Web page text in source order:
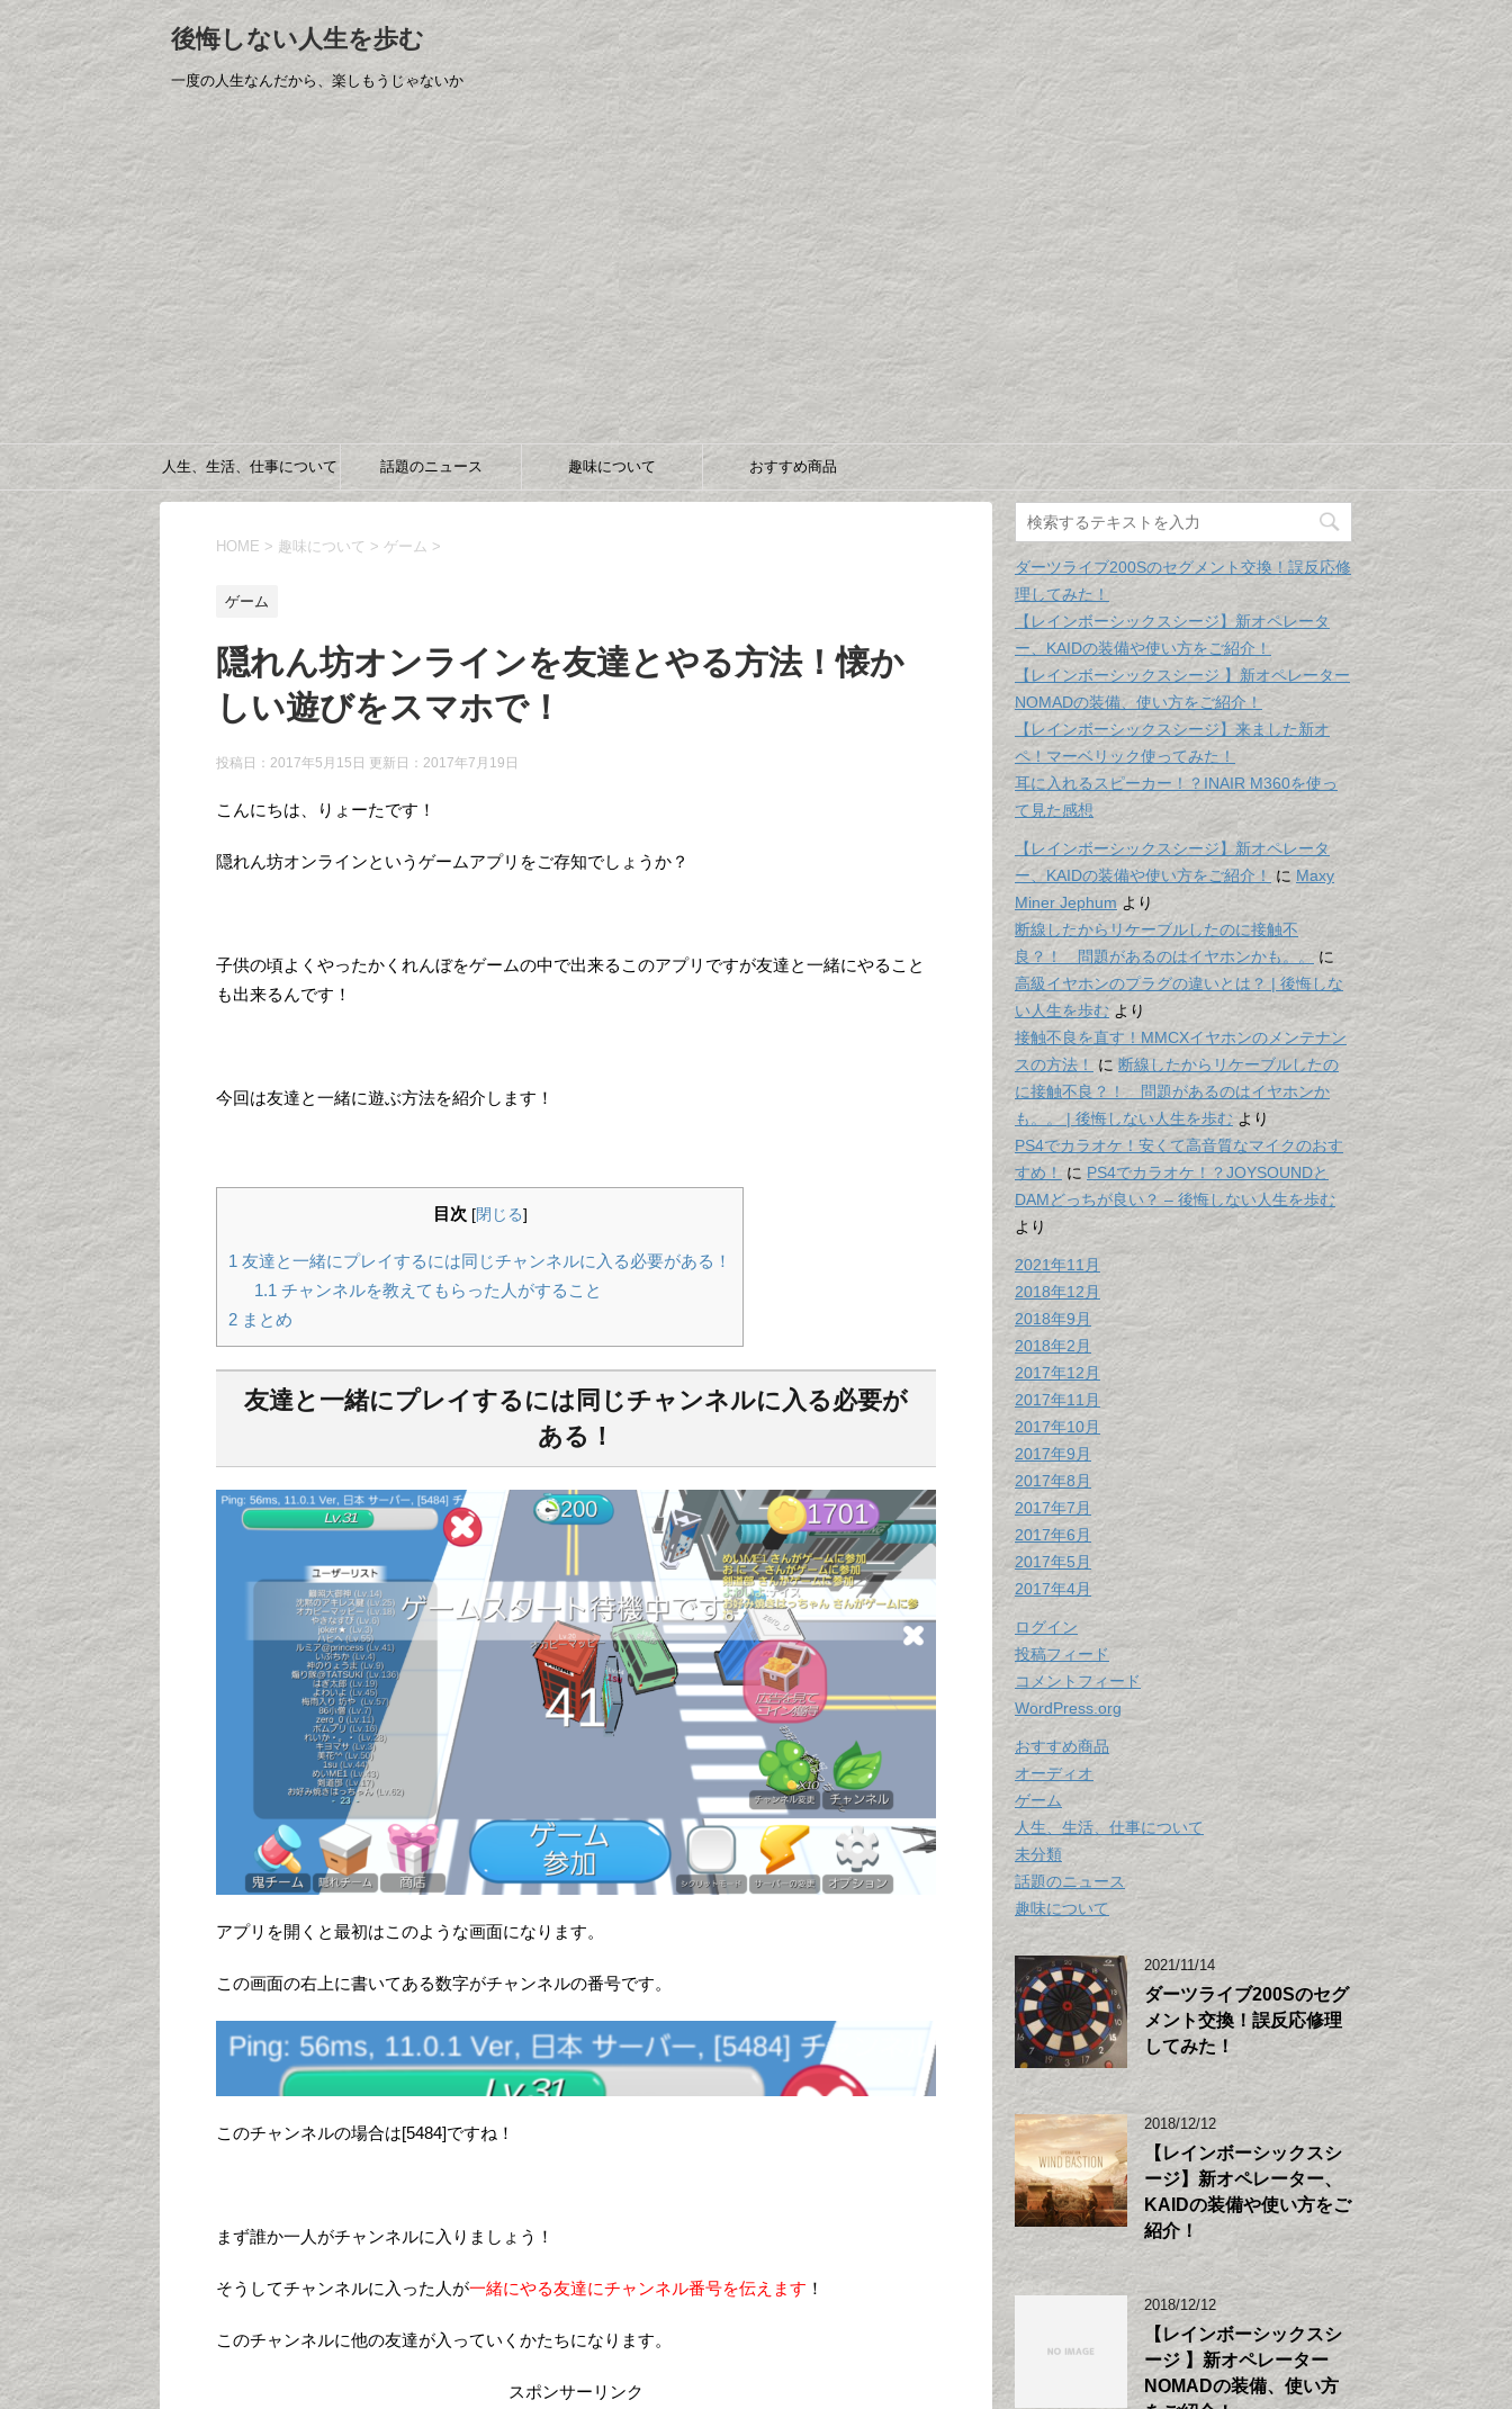
後悔しない人生を歩む
一度の人生なんだから、楽しもうじゃないか
人生、生活、仕事について 話題のニュース 趣味について おすすめ商品
HOME > 趣味について > ゲーム >
ゲーム
隠れん坊オンラインを友達とやる方法！懐か
しい遊びをスマホで！
投稿日：2017年5月15日 更新日： 2017年7月19日
こんにちは、りょーたです！
隠れん坊オンラインというゲームアプリをご存知でしょうか？
子供の頃よくやったかくれんぼをゲームの中で出来るこのアプリですが友達と一緒にやること
も出来るんです！
今回は友達と一緒に遊ぶ方法を紹介します！
目次 [閉じる]
1 友達と一緒にプレイするには同じチャンネルに入る必要がある！
1.1 チャンネルを教えてもらった人がすること
2 まとめ
友達と一緒にプレイするには同じチャンネルに入る必要が
ある！
アプリを開くと最初はこのような画面になります。
この画面の右上に書いてある数字がチャンネルの番号です。
このチャンネルの場合は[5484]ですね！
まず誰か一人がチャンネルに入りましょう！
そうしてチャンネルに入った人が一緒にやる友達にチャンネル番号を伝えます ！
このチャンネルに他の友達が入っていくかたちになります。
スポンサーリンク
ダーツライブ200Sのセグメント交換！誤反応修
理してみた！
【レインボーシックスシージ】新オペレータ
ー、KAIDの装備や使い方をご紹介！
【レインボーシックスシージ 】新オペレーター
NOMADの装備、使い方をご紹介！
【レインボーシックスシージ】来ました新オ
ペ！マーベリック使ってみた！
耳に入れるスピーカー！？INAIR M360を使っ
て見た感想
【レインボーシックスシージ】新オペレータ
ー、KAIDの装備や使い方をご紹介！
に Maxy
Miner Jephum より
断線したからリケーブルしたのに接触不
良？！ 問題があるのはイヤホンかも。。
に
高級イヤホンのプラグの違いとは？ | 後悔しな
い人生を歩むより
接触不良を直す！MMCXイヤホンのメンテナン
スの方法！
に 断線したからリケーブルしたの
に接触不良？！ 問題があるのはイヤホンか
も。。 | 後悔しない人生を歩むより
PS4でカラオケ！安くて高音質なマイクのおす
すめ！
に PS4でカラオケ！？JOYSOUNDと
DAMどっちが良い？ – 後悔しない人生を歩む
より
2021年11月
2018年12月
2018年9月
2018年2月
2017年12月
2017年11月
2017年10月
2017年9月
2017年8月
2017年7月
2017年6月
2017年5月
2017年4月
ログイン
投稿フィード
コメントフィード
WordPress.org
おすすめ商品
オーディオ
ゲーム
人生、生活、仕事について
未分類
話題のニュース
趣味について
2021/11/14
ダーツライブ200Sのセグ
メント交換！誤反応修理
してみた！
2018/12/12
【レインボーシックスシ
ージ】新オペレーター、
KAIDの装備や使い方をご
紹介！
2018/12/12
【レインボーシックスシ
ージ 】新オペレーター
NOMADの装備、使い方